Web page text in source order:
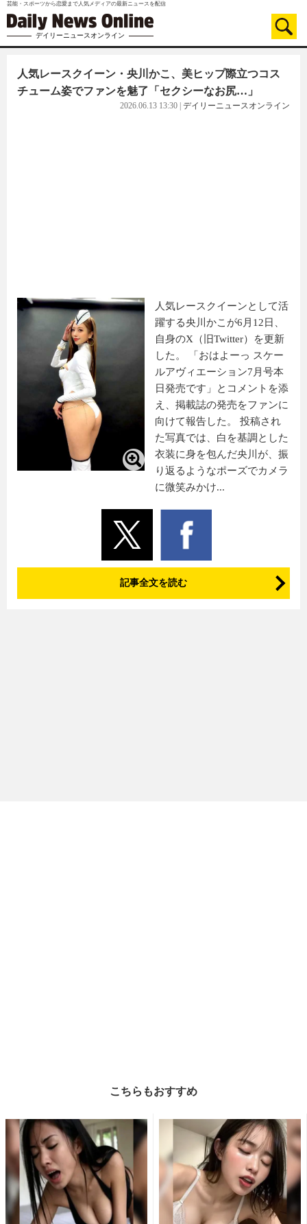
芸能・スポーツから恋愛まで人気メディアの最新ニュースを配信
デイリーニュースオンライン
人気レースクイーン・央川かこ、美ヒップ際立つコス
チューム姿でファンを魅了「セクシーなお尻…」
2026.06.13 13:30 デイリーニュースオンライン
人気レースクイーンとして活
躍する央川かこが6月12日、
自身のX（旧Twitter）を更新
した。 「おはよーっ スケー
ルアヴィエーション7月号本
日発売です」とコメントを添
え、掲載誌の発売をファンに
向けて報告した。 投稿され
た写真では、白を基調とした
衣装に身を包んだ央川が、振
り返るようなポーズでカメラ
に微笑みかけ...
記事全文を読む
こちらもおすすめ